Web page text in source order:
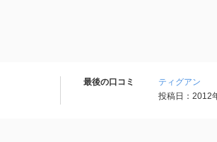
最後の口コミ
ティグアン
投稿日：2012